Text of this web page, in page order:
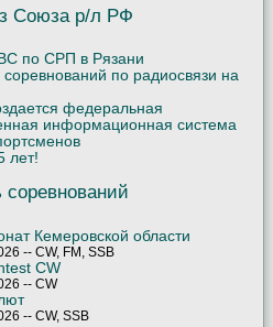
Союза р/л РФ
по СРП в Рязани
по радиосвязи на
федеральная
информационная система
лет!
соревнований
Кемеровской области
-- CW, FM, SSB
CW
-- CW
-- CW, SSB